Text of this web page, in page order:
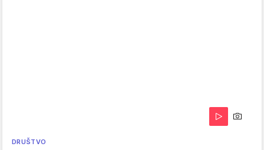
DRUŠTVO